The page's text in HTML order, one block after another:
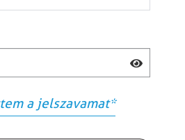
a jelszavamat*